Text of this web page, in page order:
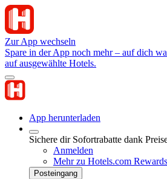
Zur App wechseln
Spare in der App noch mehr – auf dich
auf ausgewählte Hotels.
App herunterladen
Sichere dir Sofortrabatte dank
Anmelden
Mehr zu Hotels.com Rewards
Posteingang